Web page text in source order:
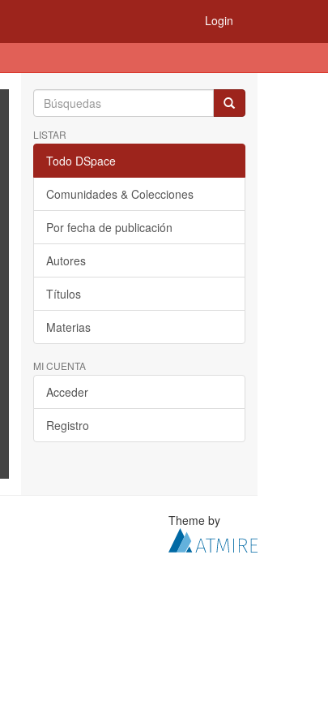
Login
LISTAR
Todo DSpace
Comunidades & Colecciones
Por fecha de publicación
Autores
Títulos
Materias
MI CUENTA
Acceder
Registro
Theme by